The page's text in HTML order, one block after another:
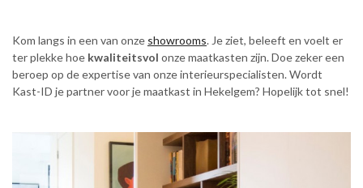
Kom langs in een van onze showrooms. Je ziet, beleeft en voelt er
ter plekke hoe kwaliteitsvol onze maatkasten zijn. Doe zeker een
beroep op de expertise van onze interieurspecialisten. Wordt
Kast-ID je partner voor je maatkast in Hekelgem? Hopelijk tot snel!